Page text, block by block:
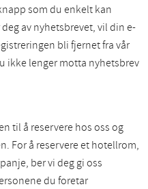
som du enkelt kan
av nyhetsbrevet, vil din e-
bli fjernet fra vår
ikke lenger motta nyhetsbrev
til å reservere hos oss og
For å reservere et hotellrom,
ber vi deg gi oss
du foretar